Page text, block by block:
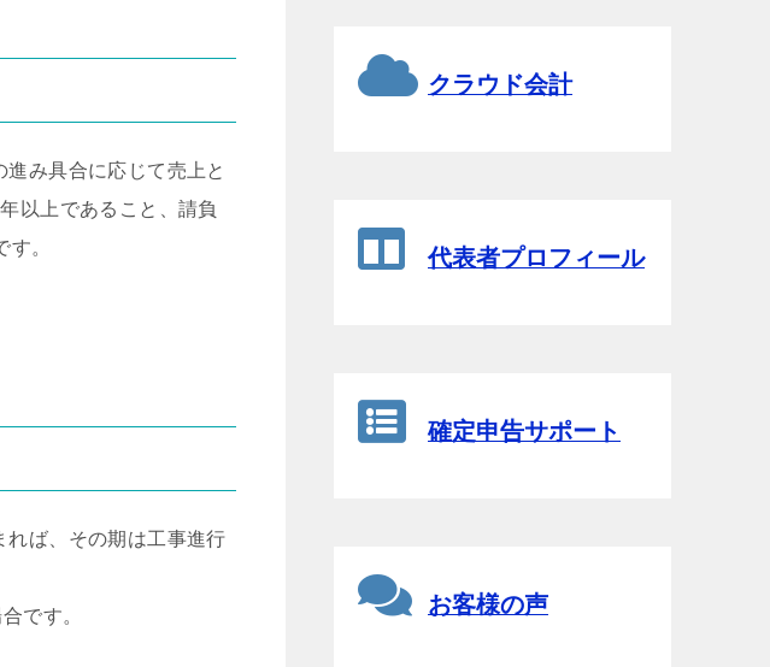
み具合に応じて売上と
以上であること、請負
。
ば、その期は工事進行
です。
クラウド会計
代表者プロフィール
確定申告サポート
お客様の声